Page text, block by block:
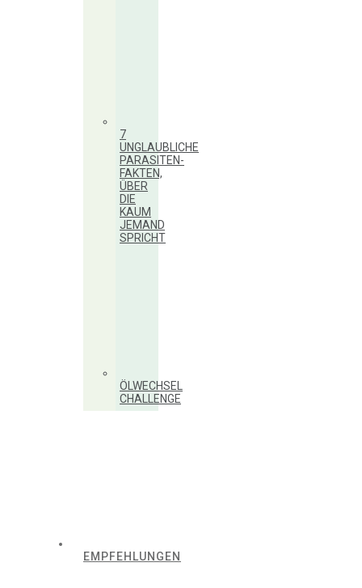
7
UNGLAUBLICHE
PARASITEN-
FAKTEN,
ÜBER
DIE
KAUM
JEMAND
SPRICHT
ÖLWECHSEL
CHALLENGE
EMPFEHLUNGEN